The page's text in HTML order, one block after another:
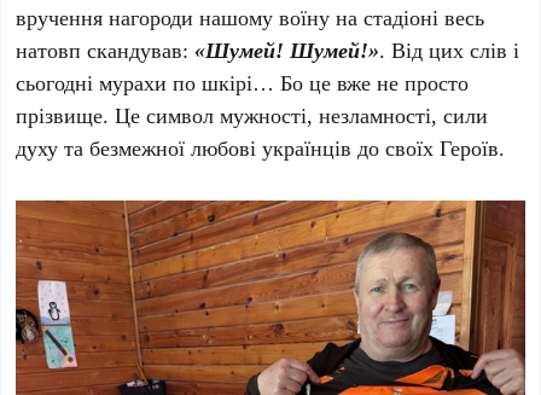
вручення нагороди нашому воїну на стадіоні весь
натовп скандував:«Шумей! Шумей!». Від цих слів і
сьогодні мурахи по шкірі… Бо це вже не просто
прізвище. Це символ мужності, незламності, сили
духу та безмежної любові українців до своїх Героїв.